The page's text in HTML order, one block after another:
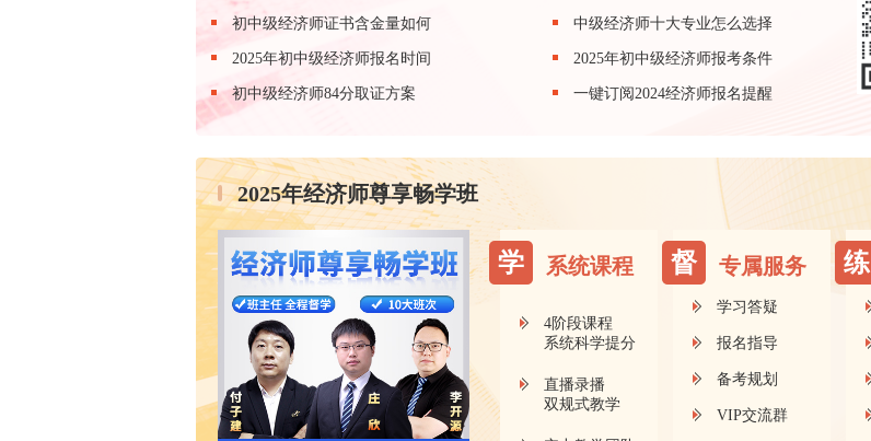
初中级经济师证书含金量如何 中级经济师十大专业怎么选择
2025年初中级经济师报名时间 2025年初中级经济师报考条件
初中级经济师84分取证方案
一键订阅2024经济师报名提醒
2025年经济师尊享畅学班
学 系统课程
4阶段课程
系统科学提分
直播录播
双规式教学
督 专属服务
学习答疑
报名指导
备考规划
VIP交流群
练